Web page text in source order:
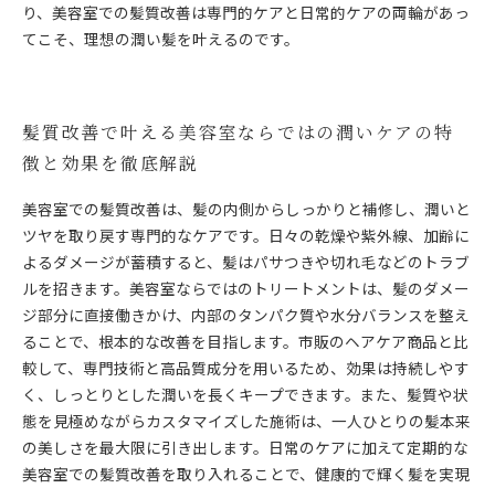
り、美容室での髪質改善は専門的ケアと日常的ケアの両輪があっ
てこそ、理想の潤い髪を叶えるのです。
髪質改善で叶える美容室ならではの潤いケアの特
徴と効果を徹底解説
美容室での髪質改善は、髪の内側からしっかりと補修し、潤いと
ツヤを取り戻す専門的なケアです。日々の乾燥や紫外線、加齢に
よるダメージが蓄積すると、髪はパサつきや切れ毛などのトラブ
ルを招きます。美容室ならではのトリートメントは、髪のダメー
ジ部分に直接働きかけ、内部のタンパク質や水分バランスを整え
ることで、根本的な改善を目指します。市販のヘアケア商品と比
較して、専門技術と高品質成分を用いるため、効果は持続しやす
く、しっとりとした潤いを長くキープできます。また、髪質や状
態を見極めながらカスタマイズした施術は、一人ひとりの髪本来
の美しさを最大限に引き出します。日常のケアに加えて定期的な
美容室での髪質改善を取り入れることで、健康的で輝く髪を実現